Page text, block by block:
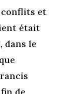
conflits et
était
dans le
de